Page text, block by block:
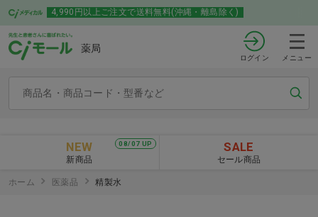
4,990円以上ご注文で送料無料(沖縄・離島除く)
薬局
ログイン メニュー
08/07 UP
NEW
新商品
SALE
セール商品
ホーム 医薬品 精製水